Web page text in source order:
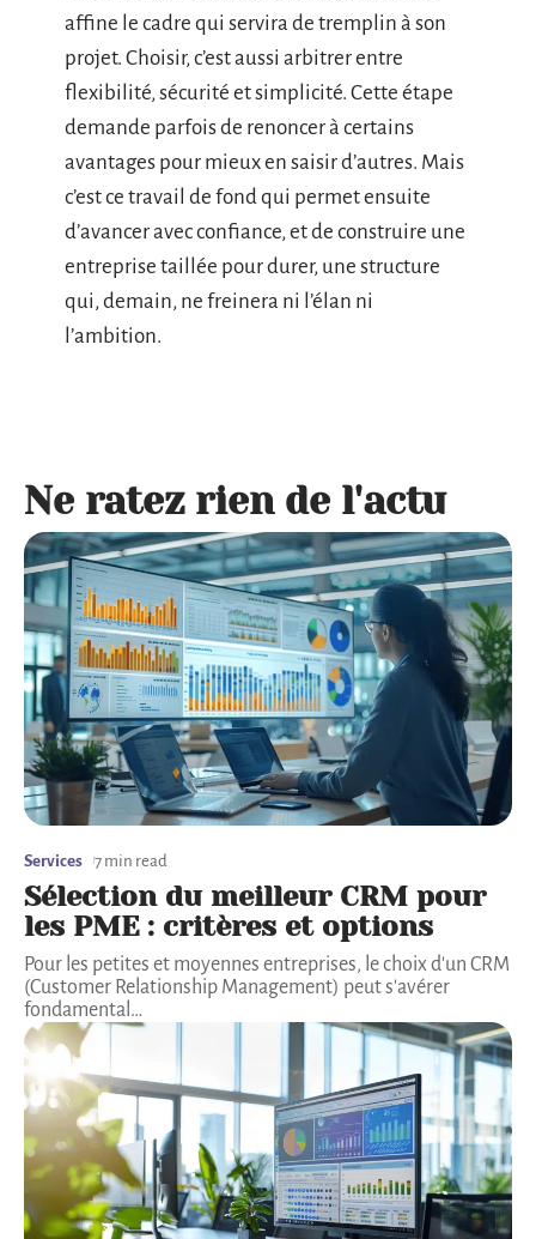
affine le cadre qui servira de tremplin à son
projet. Choisir, c’est aussi arbitrer entre
flexibilité, sécurité et simplicité. Cette étape
demande parfois de renoncer à certains
avantages pour mieux en saisir d’autres. Mais
c’est ce travail de fond qui permet ensuite
d’avancer avec confiance, et de construire une
entreprise taillée pour durer, une structure
qui, demain, ne freinera ni l’élan ni
l’ambition.
Ne ratez rien de l'actu
Services 7 min read
Sélection du meilleur CRM pour
les PME : critères et options
Pour les petites et moyennes entreprises, le choix d'un CRM
(Customer Relationship Management) peut s'avérer
fondamental …